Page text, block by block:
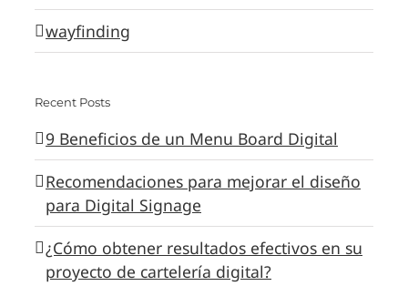
wayfinding
Recent Posts
9 Beneficios de un Menu Board Digital
Recomendaciones para mejorar el diseño
para Digital Signage
¿Cómo obtener resultados efectivos en su
proyecto de cartelería digital?